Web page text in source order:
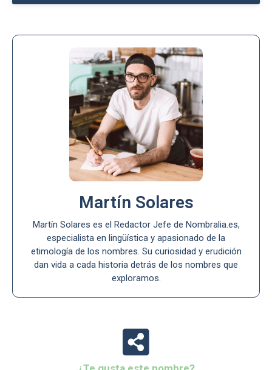
Martín Solares
Martín Solares es el Redactor Jefe de Nombralia.es,
especialista en lingüística y apasionado de la
etimología de los nombres. Su curiosidad y erudición
dan vida a cada historia detrás de los nombres que
exploramos.